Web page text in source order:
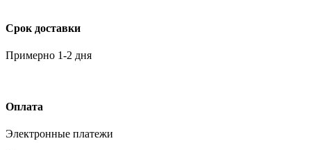
Срок доставки
Примерно 1-2 дня
Оплата
Электронные платежи